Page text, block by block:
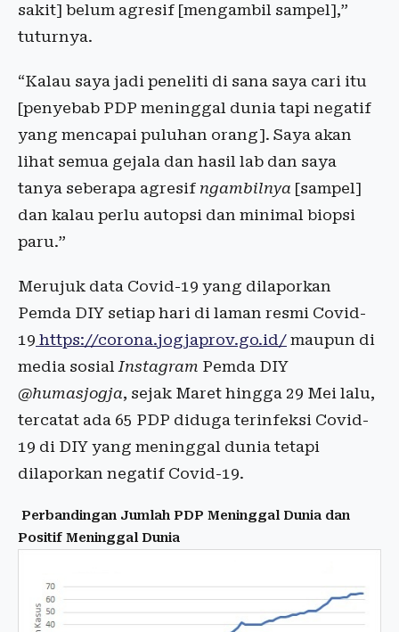
sakit] belum agresif [mengambil sampel],”
tuturnya.
“Kalau saya jadi peneliti di sana saya cari itu
[penyebab PDP meninggal dunia tapi negatif
yang mencapai puluhan orang]. Saya akan
lihat semua gejala dan hasil lab dan saya
tanya seberapa agresif ngambilnya [sampel]
dan kalau perlu autopsi dan minimal biopsi
paru.”
Merujuk data Covid-19 yang dilaporkan
Pemda DIY setiap hari di laman resmi Covid-
19 https://corona.jogjaprov.go.id/ maupun di
media sosialInstagram Pemda DIY
@humasjogja, sejak Maret hingga 29 Mei lalu,
tercatat ada 65 PDP diduga terinfeksi Covid-
19 di DIY yang meninggal dunia tetapi
dilaporkan negatif Covid-19.
Perbandingan Jumlah PDP Meninggal Dunia dan
Positif Meninggal Dunia